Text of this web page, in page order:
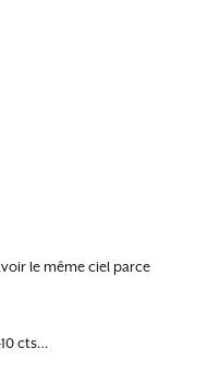
le même ciel parce
cts…